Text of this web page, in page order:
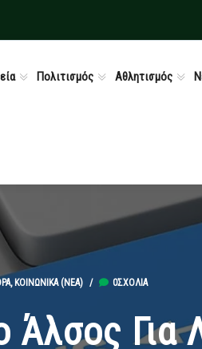
Πολιτισμός Αθλητισμός
, ΚΟΙΝΩΝΙΚΆ (ΝΕΑ)/ 0ΣΧΌΛΙΑ
Για